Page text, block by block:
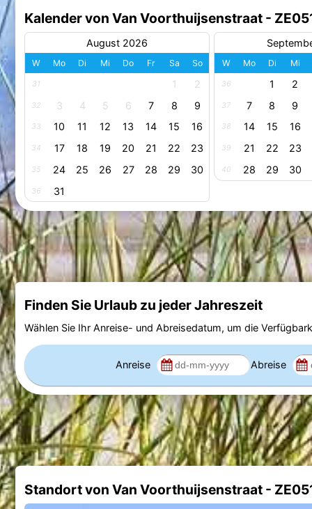
Kalender von Van Voorthuijsenstraat -
August 2026
W Mo Di Mi Do Fr Sa So
31 1 2
32 3 4 5 6 7 8 9
33 10 11 12 13 14 15 16
34 17 18 19 20 21 22 23
35 24 25 26 27 28 29 30
36 31
W Mo Di Mi
36 1 2
37 7 8 9
38 14 15 16
39 21 22 23
40 28 29 30
Finden Sie Urlaub zu jeder Jahreszeit
Wählen Sie Ihr Anreise- und Abreisedatum, um die
Anreise Abreise
Standort von Van Voorthuijsenstraat -